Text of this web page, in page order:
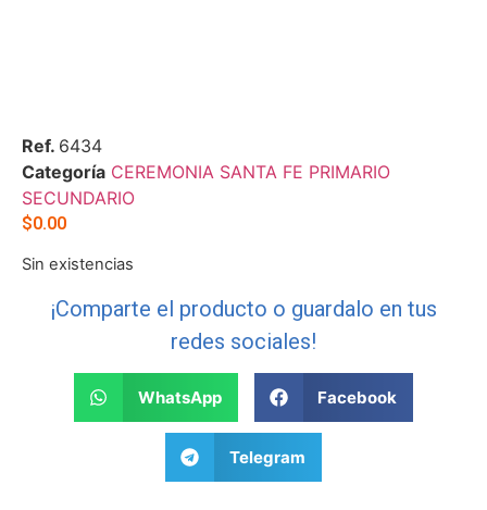
Ref. 6434
Categoría CEREMONIA SANTA FE PRIMARIO
SECUNDARIO
$0.00
Sin existencias
¡Comparte el producto o guardalo en tus
redes sociales!
WhatsApp Facebook
Telegram